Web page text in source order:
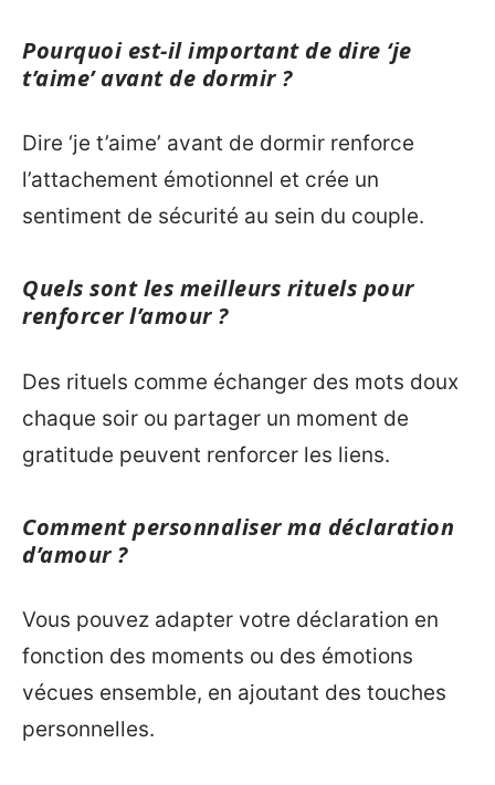
Pourquoi est-il important de dire ‘je
t’aime’ avant de dormir ?
Dire ‘je t’aime’ avant de dormir renforce
l’attachement émotionnel et crée un
sentiment de sécurité au sein du couple.
Quels sont les meilleurs rituels pour
renforcer l’amour ?
Des rituels comme échanger des mots doux
chaque soir ou partager un moment de
gratitude peuvent renforcer les liens.
Comment personnaliser ma déclaration
d’amour ?
Vous pouvez adapter votre déclaration en
fonction des moments ou des émotions
vécues ensemble, en ajoutant des touches
personnelles.